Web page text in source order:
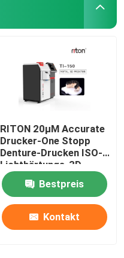
RITON 20μM Accurate
Drucker-One Stopp
Denture-Drucken ISO-
Lichthärtungs-3D
Bestpreis
Kontakt